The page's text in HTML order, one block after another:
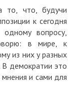
то, что, будучи
к сегодня
вопросу,
в мире, к
из них у разных
демократии это
и сами для